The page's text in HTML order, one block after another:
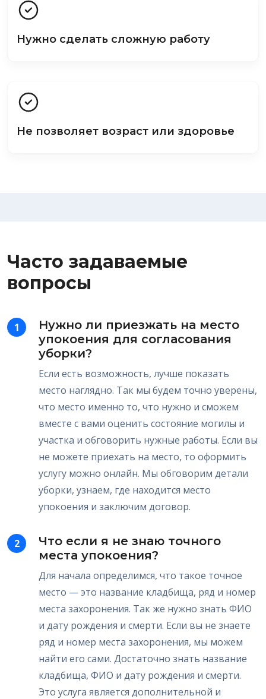
Нужно сделать сложную работу
Не позволяет возраст или здоровье
Часто задаваемые
вопросы
1
Нужно ли приезжать на место
упокоения для согласования
уборки?
Если есть возможность, лучше показать
место наглядно. Так мы будем точно уверены,
что место именно то, что нужно и сможем
вместе с вами оценить состояние могилы и
участка и обговорить нужные работы. Если вы
не можете приехать на место, то оформить
услугу можно онлайн. Мы обговорим детали
уборки, узнаем, где находится место
упокоения и заключим договор.
2
Что если я не знаю точного
места упокоения?
Для начала определимся, что такое точное
место — это название кладбища, ряд и номер
места захоронения. Так же нужно знать ФИО
и дату рождения и смерти. Если вы не знаете
ряд и номер места захоронения, мы можем
найти его сами. Достаточно знать название
кладбища, ФИО и дату рождения и смерти.
Это услуга является дополнительной и